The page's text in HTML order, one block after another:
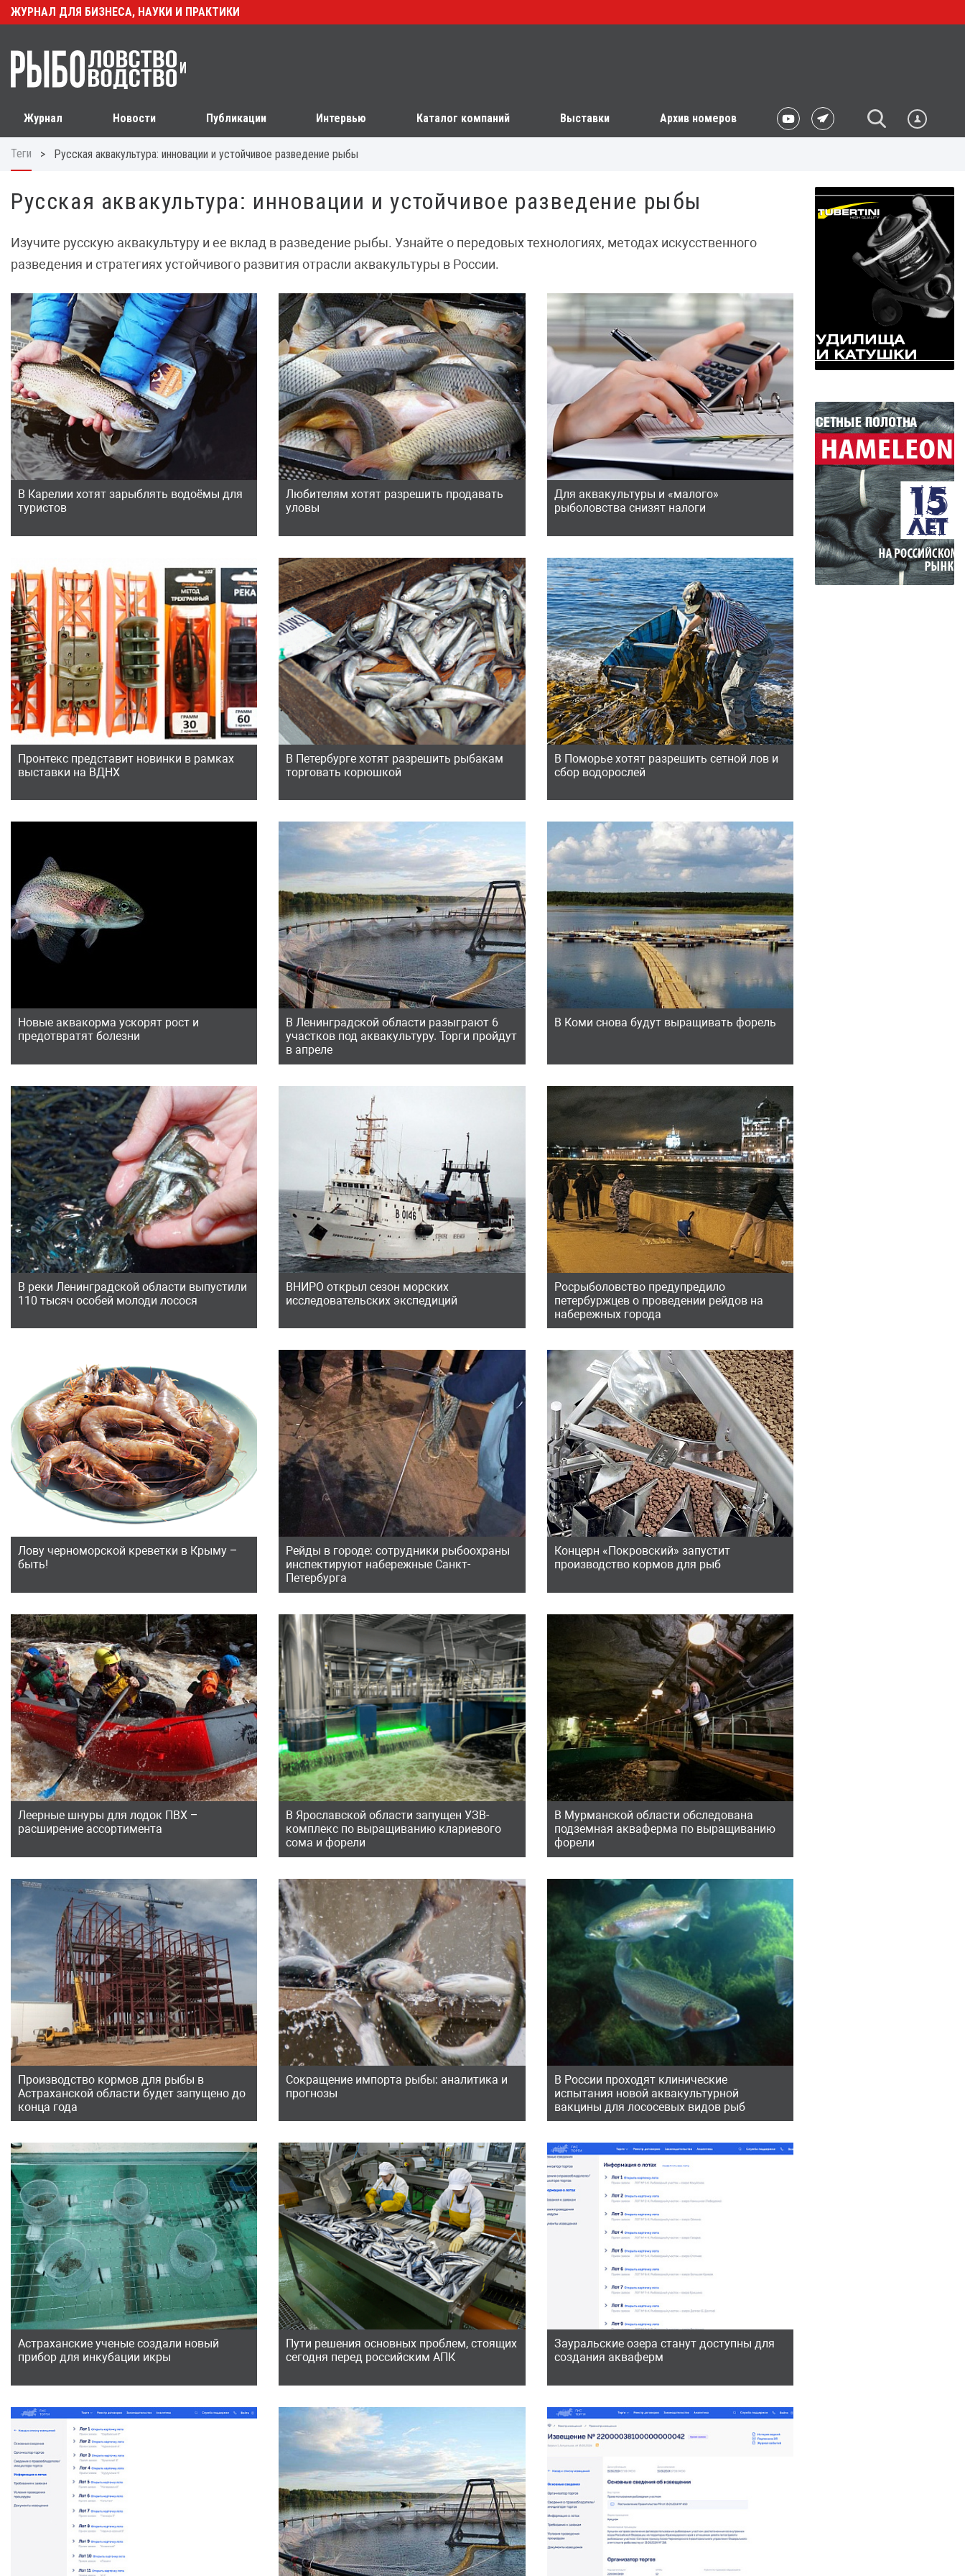
ЖУРНАЛ ДЛЯ БИЗНЕСА, НАУКИ И ПРАКТИКИ
Журнал Новости Публикации Интервью Каталог компаний Выставки Архив номеров
Теги > Русская аквакультура: инновации и устойчивое разведение рыбы
Русская аквакультура: инновации и устойчивое разведение рыбы
Изучите русскую аквакультуру и ее вклад в разведение рыбы. Узнайте о передовых технологиях, методах искусственного
разведения и стратегиях устойчивого развития отрасли аквакультуры в России.
В Карелии хотят зарыблять водоёмы для
туристов
Любителям хотят разрешить продавать
уловы
Для аквакультуры и «малого»
рыболовства снизят налоги
Пронтекс представит новинки в рамках
выставки на ВДНХ
В Петербурге хотят разрешить рыбакам
торговать корюшкой
В Поморье хотят разрешить сетной лов и
сбор водорослей
Новые аквакорма ускорят рост и
предотвратят болезни
В Ленинградской области разыграют 6
участков под аквакультуру. Торги пройдут
в апреле
В Коми снова будут выращивать форель
В реки Ленинградской области выпустили
110 тысяч особей молоди лосося
ВНИРО открыл сезон морских
исследовательских экспедиций
Росрыболовство предупредило
петербуржцев о проведении рейдов на
набережных города
Лову черноморской креветки в Крыму –
быть!
Рейды в городе: сотрудники рыбоохраны
инспектируют набережные Санкт-
Петербурга
Концерн «Покровский» запустит
производство кормов для рыб
Леерные шнуры для лодок ПВХ –
расширение ассортимента
В Ярославской области запущен УЗВ-
комплекс по выращиванию клариевого
сома и форели
В Мурманской области обследована
подземная акваферма по выращиванию
форели
Производство кормов для рыбы в
Астраханской области будет запущено до
конца года
Сокращение импорта рыбы: аналитика и
прогнозы
В России проходят клинические
испытания новой аквакультурной
вакцины для лососевых видов рыб
Астраханские ученые создали новый
прибор для инкубации икры
Пути решения основных проблем, стоящих
сегодня перед российским АПК
Зауральские озера станут доступны для
создания акваферм